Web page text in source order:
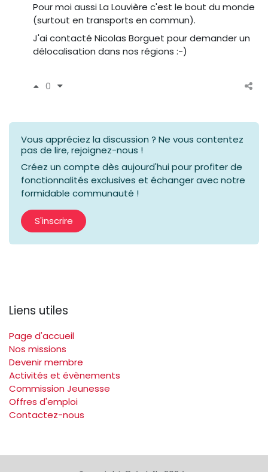
Pour moi aussi La Louvière c'est le bout du monde
(surtout en transports en commun).
J'ai contacté Nicolas Borguet pour demander un
délocalisation dans nos régions :-)
0
Vous appréciez la discussion ? Ne vous contentez
pas de lire, rejoignez-nous !
Créez un compte dès aujourd'hui pour profiter de
fonctionnalités exclusives et échanger avec notre
formidable communauté !
S'inscrire
Liens utiles
Page d'accueil
Nos missions
Devenir membre
Activités et évènements
Commission Jeunesse
Offres d'emploi
Contactez-nous